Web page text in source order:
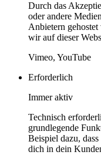
Durch das
oder andere
Anbietern
wir auf dieser
Vimeo, YouTube
Erforderlich
Immer aktiv
Technisch
grundlegende
Beispiel dazu,
dich in dein